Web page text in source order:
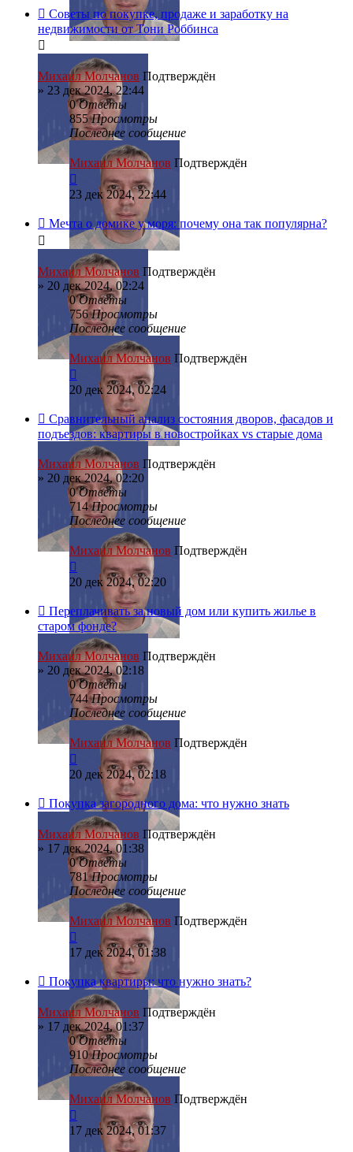
Советы по покупке, продаже и заработку на
недвижимости от Тони Роббинса
Михаил Молчанов Подтверждён
» 23 дек 2024, 22:44
0Ответы
855Просмотры
Последнее сообщение
Михаил Молчанов Подтверждён
23 дек 2024, 22:44
Мечта о домике у моря: почему она так популярна?
Михаил Молчанов Подтверждён
» 20 дек 2024, 02:24
0Ответы
756Просмотры
Последнее сообщение
Михаил Молчанов Подтверждён
20 дек 2024, 02:24
Сравнительный анализ состояния дворов, фасадов и
подъездов: квартиры в новостройках vs старые дома
Михаил Молчанов Подтверждён
» 20 дек 2024, 02:20
0Ответы
714Просмотры
Последнее сообщение
Михаил Молчанов Подтверждён
20 дек 2024, 02:20
Переплачивать за новый дом или купить жилье в
старом фонде?
Михаил Молчанов Подтверждён
» 20 дек 2024, 02:18
0Ответы
744Просмотры
Последнее сообщение
Михаил Молчанов Подтверждён
20 дек 2024, 02:18
Покупка загородного дома: что нужно знать
Михаил Молчанов Подтверждён
» 17 дек 2024, 01:38
0Ответы
781Просмотры
Последнее сообщение
Михаил Молчанов Подтверждён
17 дек 2024, 01:38
Покупка квартиры: что нужно знать?
Михаил Молчанов Подтверждён
» 17 дек 2024, 01:37
0Ответы
910Просмотры
Последнее сообщение
Михаил Молчанов Подтверждён
17 дек 2024, 01:37